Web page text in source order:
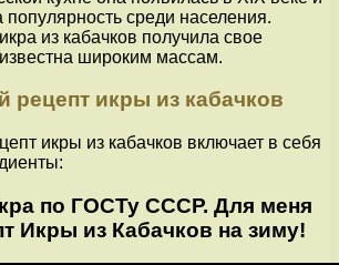
среди населения.
из кабачков получила свое
широким массам.
рецепт икры из кабачков
икры из кабачков включает в себя
по ГОСТу СССР. Для меня
Икры из Кабачков на зиму!